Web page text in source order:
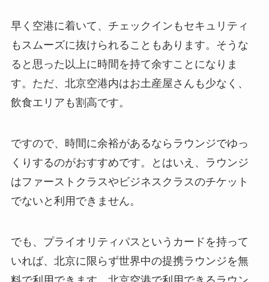
早く空港に着いて、チェックインもセキュリティ
もスムーズに抜けられることもあります。そうな
ると思った以上に時間を持て余すことになりま
す。ただ、北京空港内はお土産屋さんも少なく、
飲食エリアも割高です。
ですので、時間に余裕があるならラウンジでゆっ
くりするのがおすすめです。とはいえ、ラウンジ
はファーストクラスやビジネスクラスのチケット
でないと利用できません。
でも、プライオリティパスというカードを持って
いれば、北京に限らず世界中の提携ラウンジを無